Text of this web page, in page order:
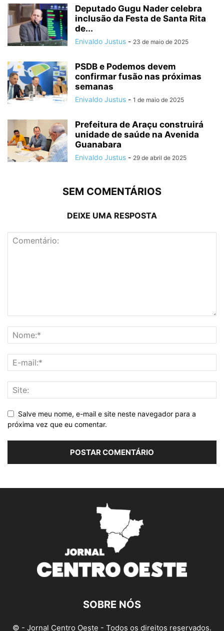
Deputado Gugu Nader celebra
inclusão da Festa de Santa Rita
de...
Enivaldo Justus - 23 de maio de 2025
PSDB e Podemos devem
confirmar fusão nas próximas
semanas
Enivaldo Justus - 1 de maio de 2025
Prefeitura de Araçu construirá
unidade de saúde na Avenida
Guanabara
Enivaldo Justus - 29 de abril de 2025
SEM COMENTÁRIOS
DEIXE UMA RESPOSTA
Salve meu nome, e-mail e site neste navegador para a
próxima vez que eu comentar.
SOBRE NÓS
© - Jornal Centro Oeste - Todos os direitos reservados.